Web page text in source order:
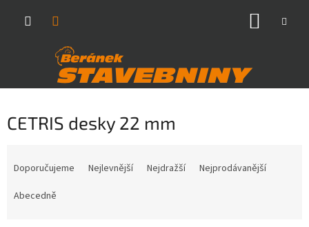
CETRIS desky 22 mm
Doporučujeme Nejlevnější Nejdražší
Nejprodávanější
Abecedně